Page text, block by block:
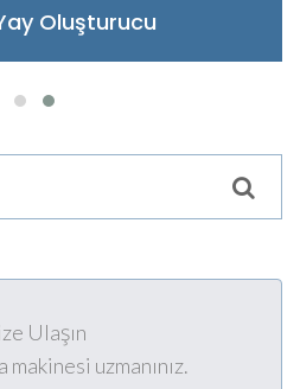
Oluşturucu
Ulaşın
uzmanınız.